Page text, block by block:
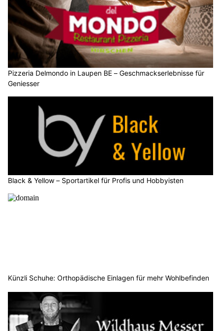
Pizzeria Delmondo in Laupen BE – Geschmackserlebnisse für
Geniesser
Black & Yellow – Sportartikel für Profis und Hobbyisten
Künzli Schuhe: Orthopädische Einlagen für mehr Wohlbefinden